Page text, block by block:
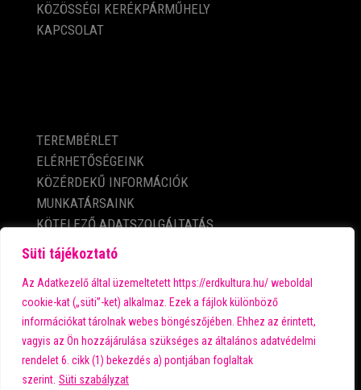
Süti tájékoztató
Az Adatkezelő által üzemeltetett https://erdkultura.hu/ weboldal
cookie-kat („süti”-ket) alkalmaz. Ezek a fájlok különböző
információkat tárolnak webes böngészőjében. Ehhez az érintett,
vagyis az Ön hozzájárulása szükséges az általános adatvédelmi
rendelet 6. cikk (1) bekezdés a) pontjában foglaltak
szerint. Süti szabályzat
KÖZÖSSÉGI KERÉKPÁRMŰHELY
KAPCSOLAT
TEREMBÉRLET
ELÉRHETŐSÉGEINK
KÖZÉRDEKŰ INFORMÁCIÓK
MUNKATÁRSAINK
KÖTELEZŐ ADATSZOLGÁLTATÁS
ADATVÉDELMI TÁJÉKOZTATÓ
IMPRESSZUM
A városi kultúra fő támogatója: